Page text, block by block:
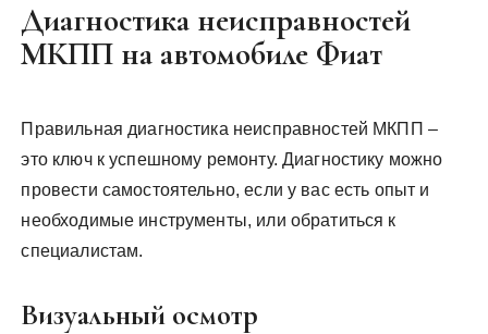
Диагностика неисправностей
МКПП на автомобиле Фиат
Правильная диагностика неисправностей МКПП –
это ключ к успешному ремонту. Диагностику можно
провести самостоятельно, если у вас есть опыт и
необходимые инструменты, или обратиться к
специалистам.
Визуальный осмотр